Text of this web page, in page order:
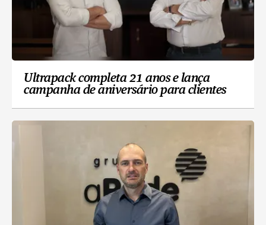
Ultrapack completa 21 anos e lança
campanha de aniversário para clientes